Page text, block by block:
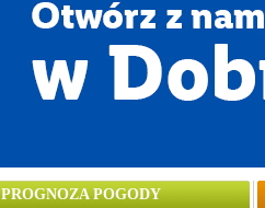
PROGNOZA POGODY